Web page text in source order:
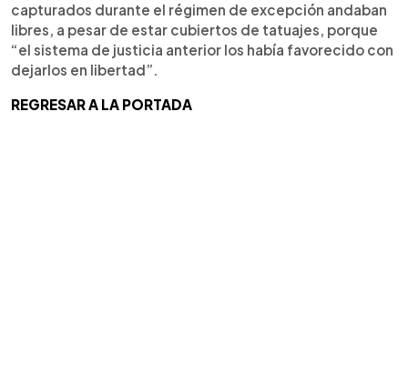
capturados durante el régimen de excepción andaban
libres, a pesar de estar cubiertos de tatuajes, porque
“el sistema de justicia anterior los había favorecido con
dejarlos en libertad”.
REGRESAR A LA PORTADA